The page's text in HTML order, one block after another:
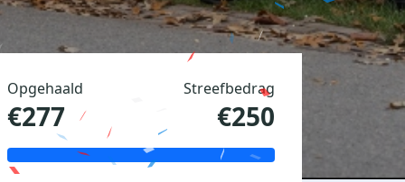
Opgehaald
€277
Streefbedrag
€250